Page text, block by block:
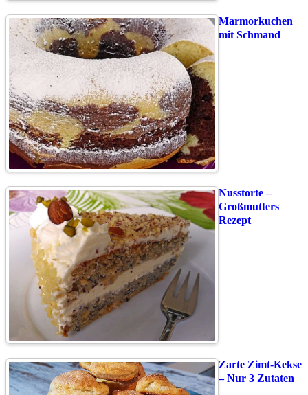
Marmorkuchen
mit Schmand
Nusstorte –
Großmutters
Rezept
Zarte Zimt-Kekse
– Nur 3 Zutaten